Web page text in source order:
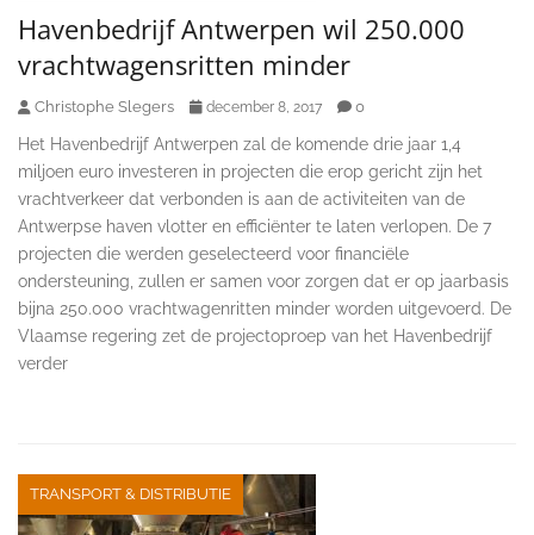
Havenbedrijf Antwerpen wil 250.000
vrachtwagensritten minder
Christophe Slegers december 8, 2017 0
Het Havenbedrijf Antwerpen zal de komende drie jaar 1,4
miljoen euro investeren in projecten die erop gericht zijn het
vrachtverkeer dat verbonden is aan de activiteiten van de
Antwerpse haven vlotter en efficiënter te laten verlopen. De 7
projecten die werden geselecteerd voor financiële
ondersteuning, zullen er samen voor zorgen dat er op jaarbasis
bijna 250.000 vrachtwagenritten minder worden uitgevoerd. De
Vlaamse regering zet de projectoproep van het Havenbedrijf
verder
TRANSPORT & DISTRIBUTIE